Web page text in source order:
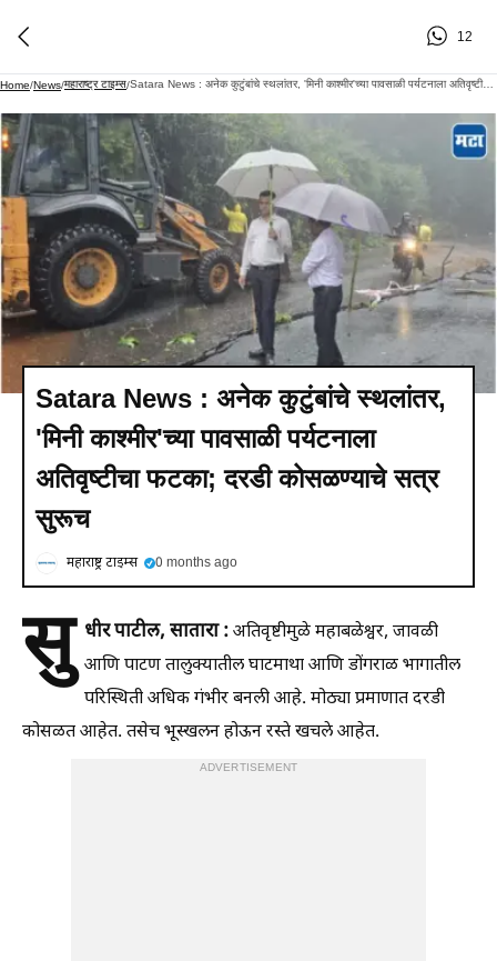
12
Home/News/महाराष्ट्र टाइम्स/ Satara News : अनेक कुटुंबांचे स्थलांतर, 'मिनी काश्मीर'च्या पावसाळी पर्यटनाला अतिवृष्टीचा फटका; दरडी कोसळण्याचे सत्र सुरूच
Satara News : अनेक कुटुंबांचे स्थलांतर,
'मिनी काश्मीर'च्या पावसाळी पर्यटनाला
अतिवृष्टीचा फटका; दरडी कोसळण्याचे सत्र
सुरूच
महाराष्ट्र टाइम्स 0 months ago
सु धीर पाटील, सातारा :अतिवृष्टीमुळे महाबळेश्वर, जावळी
आणि पाटण तालुक्यातील घाटमाथा आणि डोंगराळ भागातील
परिस्थिती अधिक गंभीर बनली आहे. मोठ्या प्रमाणात दरडी
कोसळत आहेत. तसेच भूस्खलन होऊन रस्ते खचले आहेत.
ADVERTISEMENT